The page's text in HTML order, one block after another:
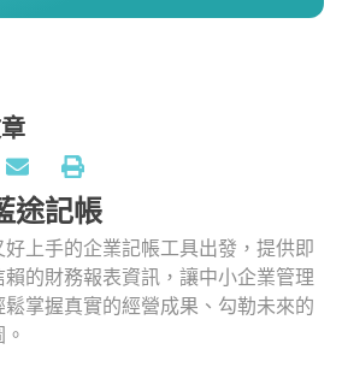
途記帳
好上手的企業記帳工具出發，提供即
賴的財務報表資訊，讓中小企業管理
鬆掌握真實的經營成果、勾勒未來的